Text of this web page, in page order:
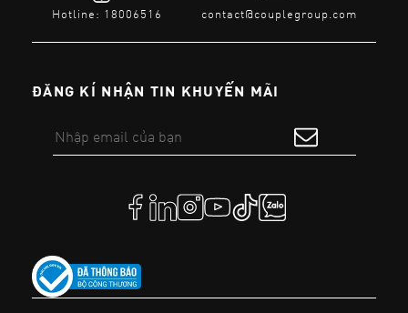
Hotline: 18006516 contact@couplegroup.com
ĐĂNG KÍ NHẬN TIN KHUYẾN MÃI